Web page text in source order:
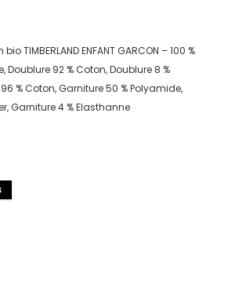
TIMBERLAND ENFANT GARCON – 100 %
Doublure 92 % Coton, Doublure 8 %
% Coton, Garniture 50 % Polyamide,
Garniture 4 % Elasthanne